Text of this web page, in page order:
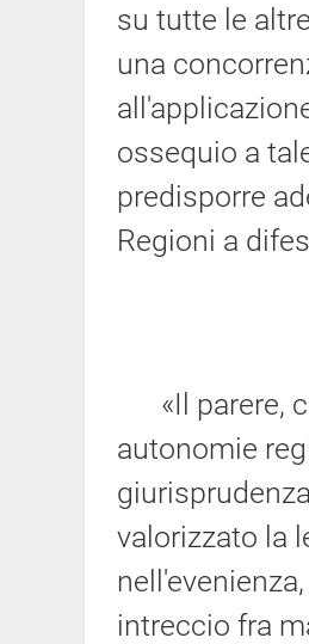
su tutte le
una
ossequio a
predisporre
Regioni a
«Il parere,
autonomie
valorizzato la
intreccio fra